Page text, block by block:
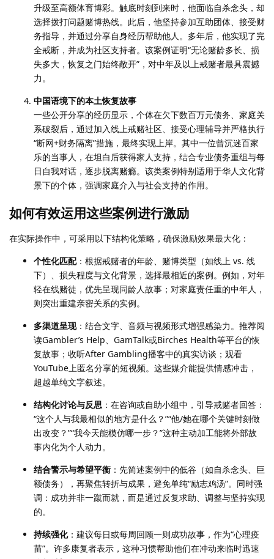
升级至高额体育博彩。触底时刻到来时，他面临自杀念头，却
选择拨打问题赌博热线。此后，他坚持参加互助团体、接受财
务指导，并通过分享自身经历帮助他人。多年后，他实现了完
全戒断，并成为社区支持者。该案例证明“无论赌龄多长、损
失多大，恢复之门始终敞开”，对中年及以上戒赌者最具震撼
力。
中国语境下的本土恢复故事
一些公开分享的经历显示，个体在欠下数百万元债务、家庭关
系破裂后，通过加入线上戒赌社区、接受心理辅导并严格执行
“断网+财务隔离”措施，最终实现上岸。其中一位曾沉迷百家
乐的当事人，在坦白后获得家人支持，结合专业债务重组与每
日自我对话，逐步脱离赌瘾。该类案例特别适用于华人文化背
景下的个体，强调家庭介入与社会支持的作用。
如何有效运用这些案例进行激励
在实际操作中，可采用以下结构化策略，确保激励效果最大化：
个性化匹配：根据戒赌者的年龄、赌博类型（如线上 vs. 线
下）、损失程度与文化背景，选择最相近的案例。例如，对年
轻在线赌徒，优先呈现同龄人故事；对家庭责任重的中年人，
则突出重建亲密关系的实例。
多渠道呈现：结合文字、音频与视频形式增强感染力。推荐阅
读Gambler’s Help、GamTalk或Birches Health等平台的恢
复故事；收听After Gambling播客中的真实访谈；观看
YouTube上匿名分享的短视频。这些媒介能提供情感冲击，
超越单纯文字叙述。
结构化讨论与反思 ：在咨询或自助小组中，引导戒赌者回答：
“这个人与我最相似的地方是什么？”“他/她在哪个关键时刻做
出改变？”“我今天能模仿哪一步？”这种主动加工能将外部故
事内化为个人动力。
结合警示与希望平衡 ：先简述案例中的低谷（如自杀念头、巨
额债务），再聚焦转折与成果，避免单纯“励志鸡汤”。同时强
调：成功并非一蹴而就，而是通过反复求助、调整与坚持实现
的。
持续强化：建议每日或每周回顾一则成功故事，作为“心理疫
苗”。许多康复者表示，这种习惯帮助他们在冲动来临时迅速